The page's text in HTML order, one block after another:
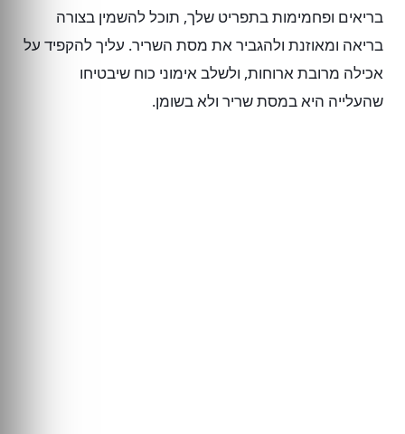
בריאים ופחמימות בתפריט שלך, תוכל להשמין בצורה
בריאה ומאוזנת ולהגביר את מסת השריר. עליך להקפיד על
אכילה מרובת ארוחות, ולשלב אימוני כוח שיבטיחו
שהעלייה היא במסת שריר ולא בשומן.